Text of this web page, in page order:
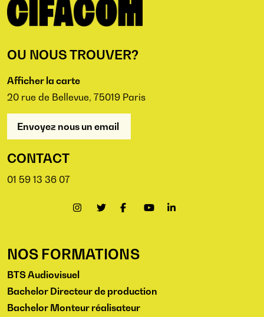
OU NOUS TROUVER?
Afficher la carte
20 rue de Bellevue, 75019 Paris
Envoyez nous un email
CONTACT
01 59 13 36 07
NOS FORMATIONS
BTS Audiovisuel
Bachelor Directeur de production
Bachelor Monteur réalisateur